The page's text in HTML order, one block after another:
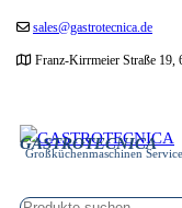
Zumsales@gastrotecnica.de
Franz-Kirrmeier Straße 19,
GASTROTECNICA
Großküchenmaschinen